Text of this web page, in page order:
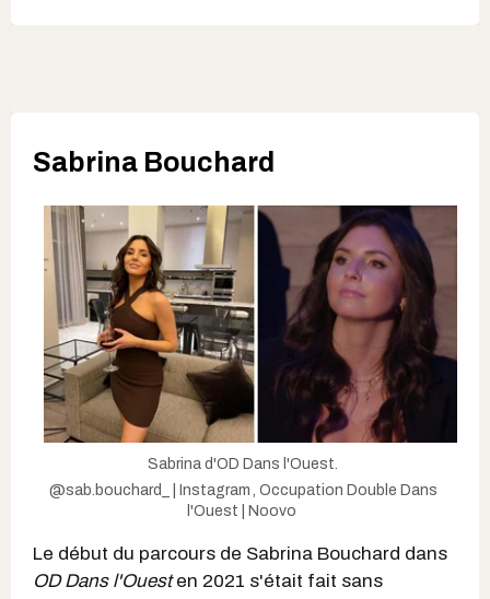
Sabrina Bouchard
Sabrina d'OD Dans l'Ouest.
@sab.bouchard_ | Instagram , Occupation Double Dans
l'Ouest | Noovo
Le début du parcours de Sabrina Bouchard dans
OD Dans l'Ouesten 2021 s'était fait sans